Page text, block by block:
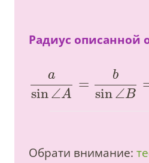
Радиус описанной
a
sin∠A
=
b
sin∠B
Обрати внимание: